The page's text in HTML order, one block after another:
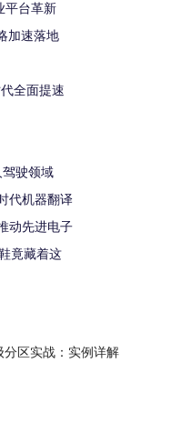
平台革新
加速落地
全面提速
驶领域
代机器翻译
动先进电子
竟藏着这
分区实战：实例详解